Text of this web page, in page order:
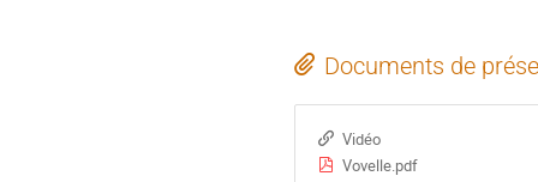
Documents de
Vidéo
Vovelle.pdf